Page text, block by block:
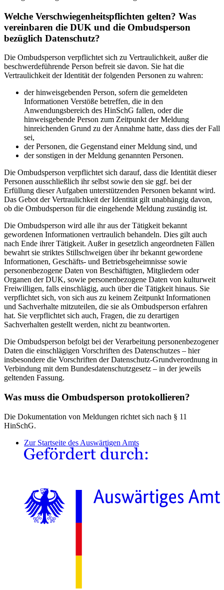
Welche Verschwiegenheitspflichten gelten? Was
vereinbaren die DUK und die Ombudsperson
bezüglich Datenschutz?
Die Ombudsperson verpflichtet sich zu Vertraulichkeit, außer die
beschwerdeführende Person befreit sie davon. Sie hat die
Vertraulichkeit der Identität der folgenden Personen zu wahren:
der hinweisgebenden Person, sofern die gemeldeten
Informationen Verstöße betreffen, die in den
Anwendungsbereich des HinSchG fallen, oder die
hinweisgebende Person zum Zeitpunkt der Meldung
hinreichenden Grund zu der Annahme hatte, dass dies der Fall
sei,
der Personen, die Gegenstand einer Meldung sind, und
der sonstigen in der Meldung genannten Personen.
Die Ombudsperson verpflichtet sich darauf, dass die Identität dieser
Personen ausschließlich ihr selbst sowie den sie ggf. bei der
Erfüllung dieser Aufgaben unterstützenden Personen bekannt wird.
Das Gebot der Vertraulichkeit der Identität gilt unabhängig davon,
ob die Ombudsperson für die eingehende Meldung zuständig ist.
Die Ombudsperson wird alle ihr aus der Tätigkeit bekannt
gewordenen Informationen vertraulich behandeln. Dies gilt auch
nach Ende ihrer Tätigkeit. Außer in gesetzlich angeordneten Fällen
bewahrt sie striktes Stillschweigen über ihr bekannt gewordene
Informationen, Geschäfts- und Betriebsgeheimnisse sowie
personenbezogene Daten von Beschäftigten, Mitgliedern oder
Organen der DUK, sowie personenbezogene Daten von kulturweit
Freiwilligen, falls einschlägig, auch über die Tätigkeit hinaus. Sie
verpflichtet sich, von sich aus zu keinem Zeitpunkt Informationen
und Sachverhalte mitzuteilen, die sie als Ombudsperson erfahren
hat. Sie verpflichtet sich auch, Fragen, die zu derartigen
Sachverhalten gestellt werden, nicht zu beantworten.
Die Ombudsperson befolgt bei der Verarbeitung personenbezogener
Daten die einschlägigen Vorschriften des Datenschutzes – hier
insbesondere die Vorschriften der Datenschutz-Grundverordnung in
Verbindung mit dem Bundesdatenschutzgesetz – in der jeweils
geltenden Fassung.
Was muss die Ombudsperson protokollieren?
Die Dokumentation von Meldungen richtet sich nach § 11
HinSchG.
Zur Startseite des Auswärtigen Amts